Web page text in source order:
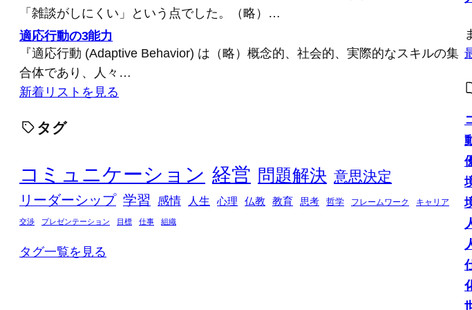
「雑談がしにくい」という点でした。（略）…
適応行動の3能力
『適応行動 (Adaptive Behavior) は（略）概念的、社会的、実際的なスキルの集
合体であり、人々…
新着リストを見る
タグ
コミュニケーション 経営 問題解決 意思決定
リーダーシップ 学習 感情 人生 心理 仏教 教育 思考 哲学 フレームワーク キャリア
交渉 プレゼンテーション 目標 仕事 組織
タグ一覧を見る